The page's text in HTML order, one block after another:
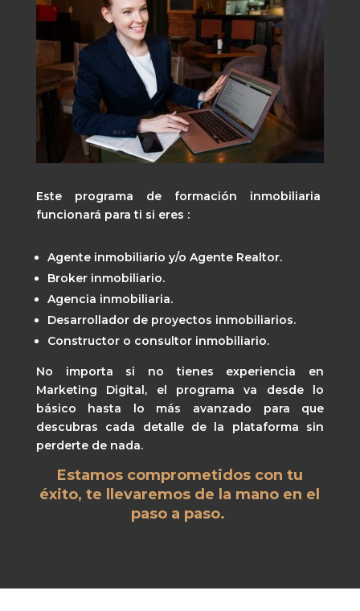
Este programa de formación inmobiliaria
funcionará para ti si eres :
Agente inmobiliario y/o Agente Realtor.
Broker inmobiliario.
Agencia inmobiliaria.
Desarrollador de proyectos inmobiliarios.
Constructor o consultor inmobiliario.
No importa si no tienes experiencia en
Marketing Digital, el programa va desde lo
básico hasta lo más avanzado para que
descubras cada detalle de la plataforma sin
perderte de nada.
Estamos comprometidos con tu
éxito, te llevaremos de la mano en el
paso a paso.